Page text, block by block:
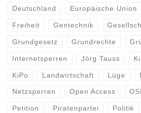
Deutschland Europäische Union
Freiheit Gentechnik
Grundgesetz Grundrechte
Internetsperren Jörg Tauss
KiPo Landwirtschaft Lüge
Netzsperren Open Access
Petition Piratenpartei Politik